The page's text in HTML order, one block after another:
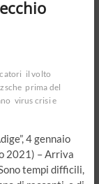
il volto
prima del
virus crisi e
4 gennaio
2021) – Arriva
tempi difficili,